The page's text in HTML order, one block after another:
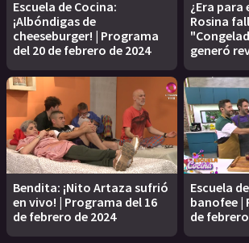
Escuela de Cocina:
¡Albóndigas de
cheeseburger! | Programa
del 20 de febrero de 2024
¿Era para
Rosina
generó
Bendita: ¡Nito Artaza sufrió
en vivo! | Programa del 16
de febrero de 2024
Escuela
banofee |
de